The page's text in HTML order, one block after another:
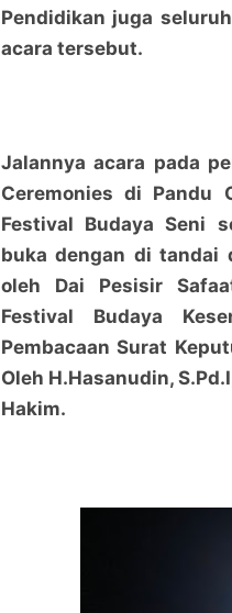
Pendidikan juga
acara tersebut.
Jalannya acara pada
Ceremonies di Pandu
Festival Budaya Seni
buka dengan di tandai
oleh Dai Pesisir
Festival Budaya
Pembacaan Surat
Oleh H.Hasanudin,
Hakim.